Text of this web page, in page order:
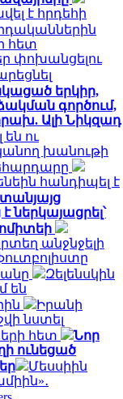
է հրդեհի
հետ
փոխանցելու
երկիր,
գործում,
Ալի Նիկզադ
են ու
խանութի
հանդիպել է
ներկայացրել՝
անջնջելի
Զելենսկին
են
Իրանի
նստել
հետ
Նոր
ունեցած
Մեսսիին